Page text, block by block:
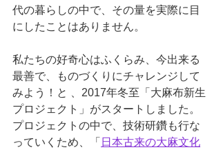
代の暮らしの中で、その量を実際に目
にしたことはありません。
私たちの好奇心はふくらみ、今出来る
最善で、ものづくりにチャレンジして
みよう！と 、2017年冬至「大麻布新生
プロジェクト」がスタートしました。
プロジェクトの中で、技術研鑽も行な
っていくため、「 日本古来の大麻文化